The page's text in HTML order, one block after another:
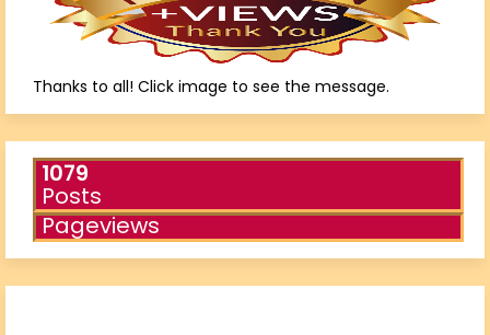
Thanks to all! Click image to see the message.
1079
Posts
Pageviews